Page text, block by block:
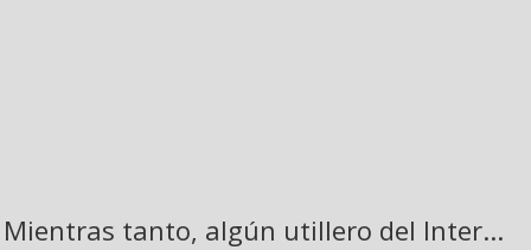
Mientras tanto, algún utillero del Inter...